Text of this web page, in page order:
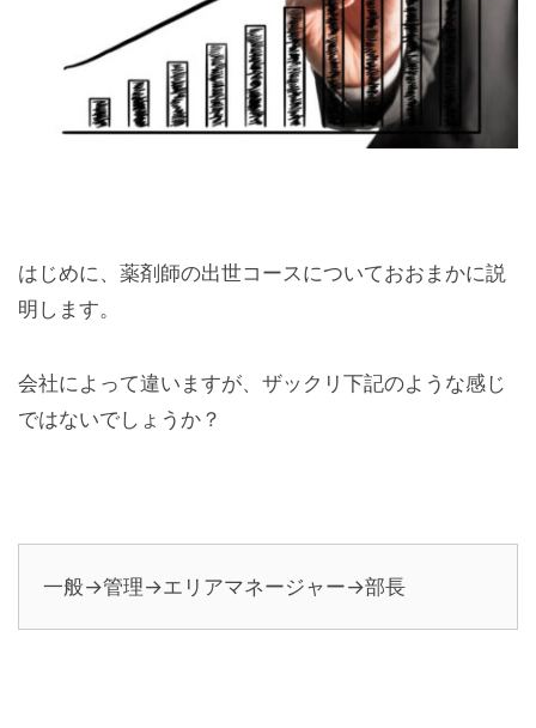
はじめに、薬剤師の出世コースについておおまかに説
明します。
会社によって違いますが、ザックリ下記のような感じ
ではないでしょうか？
一般→管理→エリアマネージャー→部長